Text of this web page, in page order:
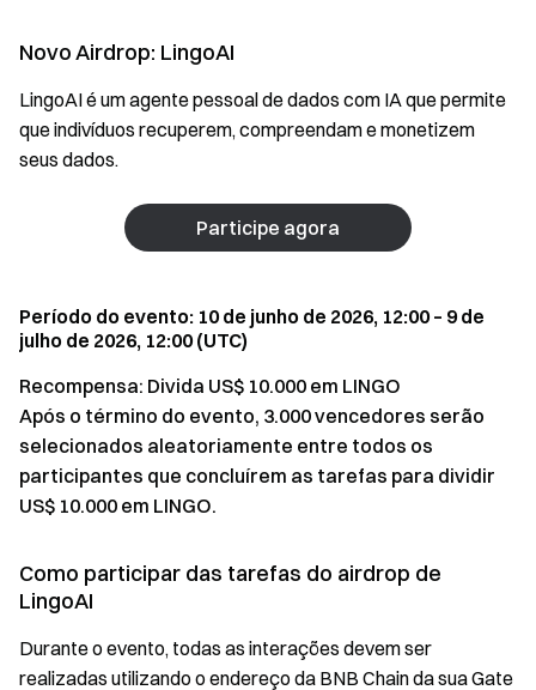
Novo Airdrop: LingoAI
LingoAI é um agente pessoal de dados com IA que permite
que indivíduos recuperem, compreendam e monetizem
seus dados.
Participe agora
Período do evento: 10 de junho de 2026, 12:00 – 9 de
julho de 2026, 12:00 (UTC)
Recompensa: Divida US$ 10.000 em LINGO
Após o término do evento, 3.000 vencedores serão
selecionados aleatoriamente entre todos os
participantes que concluírem as tarefas para dividir
US$ 10.000 em LINGO.
Como participar das tarefas do airdrop de
LingoAI
Durante o evento, todas as interações devem ser
realizadas utilizando o endereço da BNB Chain da sua Gate